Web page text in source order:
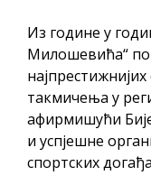
Из године у
Милошевића“
такмичења у
афирмишући
и успјешне
спортских